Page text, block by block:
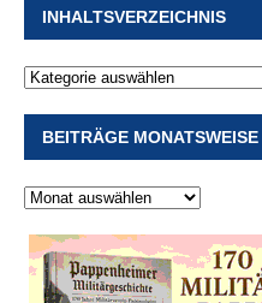
INHALTSVERZEICHNIS
BEITRÄGE